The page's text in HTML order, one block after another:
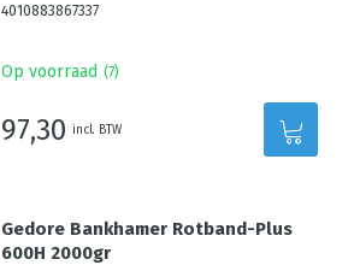
4010883867337
Op voorraad (7)
97,30 incl. BTW
Gedore Bankhamer Rotband-Plus
600H 2000gr